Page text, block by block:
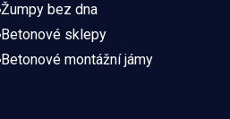
Žumpy bez dna
Betonové sklepy
Betonové montážní jámy